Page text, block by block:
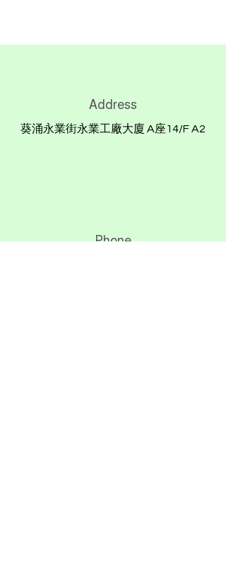
Address
葵涌永業街永業工廠大廈 A座14/F A2
Phone